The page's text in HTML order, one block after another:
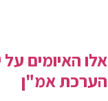
הערכת אמ"ן